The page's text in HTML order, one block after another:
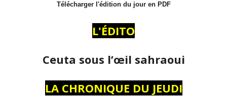
Télécharger l'édition du jour en PDF
L'ÉDITO
Ceuta sous l’œil sahraoui
LA CHRONIQUE DU JEUDI